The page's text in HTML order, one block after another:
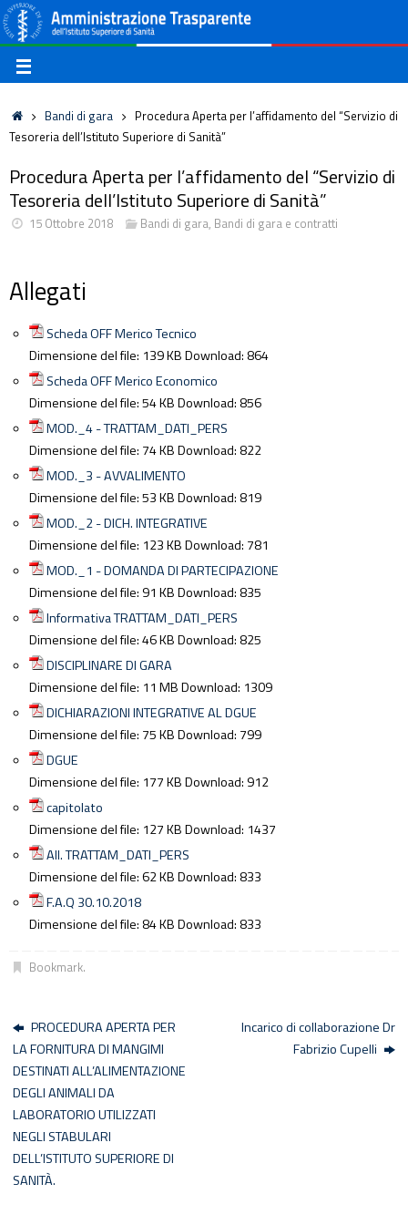
Bandi di gara
Procedura Aperta per l’affidamento del “Servizio di
Tesoreria dell’Istituto Superiore di Sanità”
Procedura Aperta per l’affidamento del “Servizio di
Tesoreria dell’Istituto Superiore di Sanità”
15 Ottobre 2018 Bandi di gara, Bandi di gara e contratti
Allegati
Scheda OFF Merico Tecnico
Dimensione del file: 139 KBDownload:864
Scheda OFF Merico Economico
Dimensione del file:54 KBDownload:856
MOD._4 - TRATTAM_DATI_PERS
Dimensione del file: 74 KBDownload:822
MOD._3 - AVVALIMENTO
Dimensione del file:53 KBDownload:819
MOD._2 - DICH. INTEGRATIVE
Dimensione del file: 123 KBDownload: 781
MOD._1 - DOMANDA DI PARTECIPAZIONE
Dimensione del file: 91 KBDownload:835
Informativa TRATTAM_DATI_PERS
Dimensione del file:46 KBDownload:825
DISCIPLINARE DI GARA
Dimensione del file: 11 MBDownload: 1309
DICHIARAZIONI INTEGRATIVE AL DGUE
Dimensione del file: 75 KBDownload: 799
DGUE
Dimensione del file: 177 KBDownload: 912
capitolato
Dimensione del file: 127 KBDownload: 1437
All. TRATTAM_DATI_PERS
Dimensione del file:62 KBDownload:833
F.A.Q 30.10.2018
Dimensione del file:84 KBDownload:833
Bookmark.
PROCEDURA APERTA PER
LA FORNITURA DI MANGIMI
DESTINATI ALL’ALIMENTAZIONE
DEGLI ANIMALI DA
LABORATORIO UTILIZZATI
NEGLI STABULARI
DELL’ISTITUTO SUPERIORE DI
SANITÀ.
Incarico di collaborazione Dr
Fabrizio Cupelli